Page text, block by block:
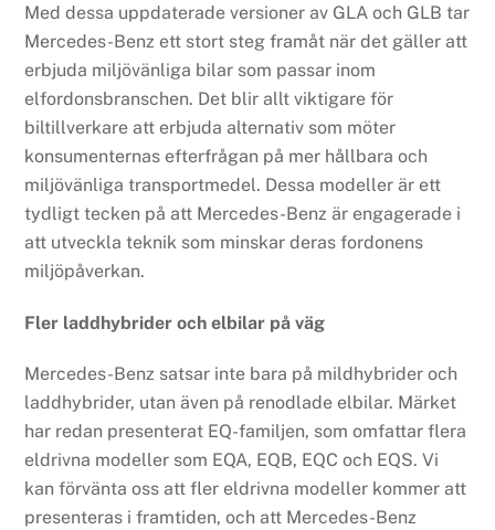
Med dessa uppdaterade versioner av GLA och GLB tar
Mercedes-Benz ett stort steg framåt när det gäller att
erbjuda miljövänliga bilar som passar inom
elfordonsbranschen. Det blir allt viktigare för
biltillverkare att erbjuda alternativ som möter
konsumenternas efterfrågan på mer hållbara och
miljövänliga transportmedel. Dessa modeller är ett
tydligt tecken på att Mercedes-Benz är engagerade i
att utveckla teknik som minskar deras fordonens
miljöpåverkan.
Fler laddhybrider och elbilar på väg
Mercedes-Benz satsar inte bara på mildhybrider och
laddhybrider, utan även på renodlade elbilar. Märket
har redan presenterat EQ-familjen, som omfattar flera
eldrivna modeller som EQA, EQB, EQC och EQS. Vi
kan förvänta oss att fler eldrivna modeller kommer att
presenteras i framtiden, och att Mercedes-Benz